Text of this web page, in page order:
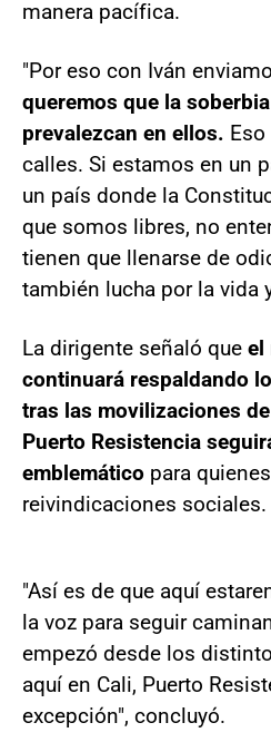
manera pacífica.
"Por eso con Iván
queremos que la
prevalezcan en ellos.
calles. Si estamos en un
un país donde la
que somos libres, no
tienen que llenarse de
también lucha por la vida
La dirigente señaló que el
continuará respaldando
tras las movilizaciones
Puerto Resistencia
emblemático para
reivindicaciones sociales.
"Así es de que aquí
la voz para seguir
empezó desde los
aquí en Cali, Puerto
excepción", concluyó.